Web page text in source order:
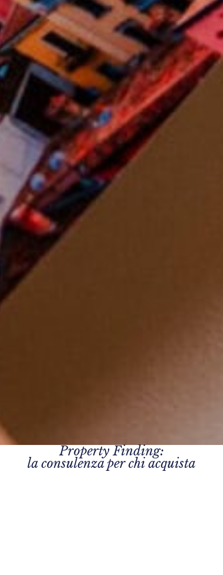
Property Finding:
la consulenza per chi acquista